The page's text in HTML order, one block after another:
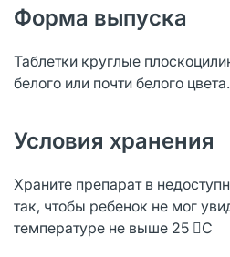
Форма выпуска
Таблетки круглые
белого или почти белого цвета.
Условия хранения
Храните препарат в
так, чтобы ребенок не мог
температуре не выше 25 С